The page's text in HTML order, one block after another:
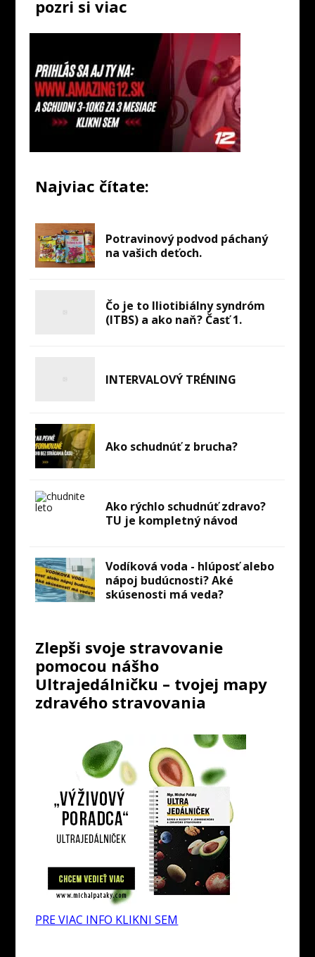
pozri si viac
Najviac čítate:
Potravinový podvod páchaný
na vašich deťoch.
Čo je to Iliotibiálny syndróm
(ITBS) a ako naň? Časť 1.
INTERVALOVÝ TRÉNING
Ako schudnúť z brucha?
Ako rýchlo schudnúť zdravo?
TU je kompletný návod
Vodíková voda - hlúposť alebo
nápoj budúcnosti? Aké
skúsenosti má veda?
Zlepši svoje stravovanie
pomocou nášho
Ultrajedálničku – tvojej mapy
zdravého stravovania
PRE VIAC INFO KLIKNI SEM